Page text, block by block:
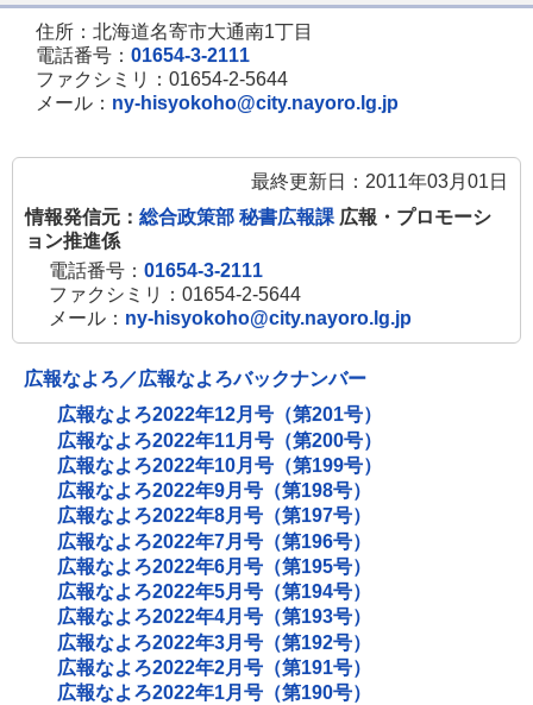
住所：北海道名寄市大通南1丁目
電話番号： 01654-3-2111
ファクシミリ：01654-2-5644
メール： ny-hisyokoho@city.nayoro.lg.jp
最終更新日：2011年03月01日
情報発信元： 総合政策部 秘書広報課 広報・プロモーシ
ョン推進係
電話番号： 01654-3-2111
ファクシミリ：01654-2-5644
メール： ny-hisyokoho@city.nayoro.lg.jp
広報なよろ／広報なよろバックナンバー
広報なよろ2022年12月号（第201号）
広報なよろ2022年11月号（第200号）
広報なよろ2022年10月号（第199号）
広報なよろ2022年9月号（第198号）
広報なよろ2022年8月号（第197号）
広報なよろ2022年7月号（第196号）
広報なよろ2022年6月号（第195号）
広報なよろ2022年5月号（第194号）
広報なよろ2022年4月号（第193号）
広報なよろ2022年3月号（第192号）
広報なよろ2022年2月号（第191号）
広報なよろ2022年1月号（第190号）